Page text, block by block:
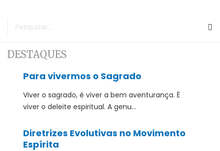
DESTAQUES
Para vivermos o Sagrado
Viver o sagrado, é viver a bem aventurança. É
viver o deleite espiritual. A genu...
Diretrizes Evolutivas no Movimento
Espírita